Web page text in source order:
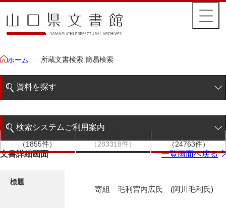
ホーム 所蔵文書検索 簡易検索
資料を探す
階層検索
検索システムご利用案内
検索システムの利用について
（1855件）
（283318件）
（24763件）
文書詳細画面 一覧画面へ戻る
標題
寄組 毛利宮内広氏 (阿川毛利氏)